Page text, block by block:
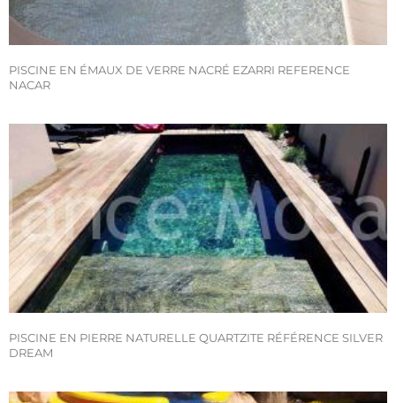
PISCINE EN ÉMAUX DE VERRE NACRÉ EZARRI REFERENCE
NACAR
PISCINE EN PIERRE NATURELLE QUARTZITE RÉFÉRENCE SILVER
DREAM